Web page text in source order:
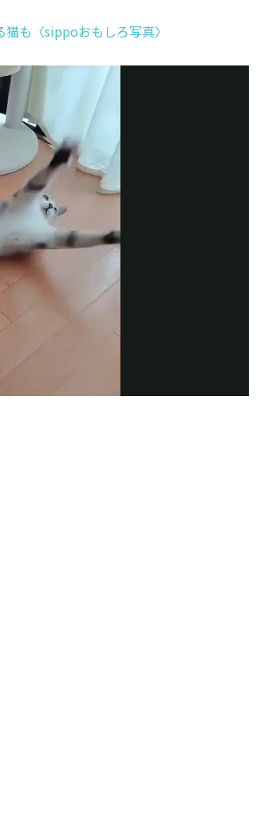
も〈sippoおもしろ写真〉